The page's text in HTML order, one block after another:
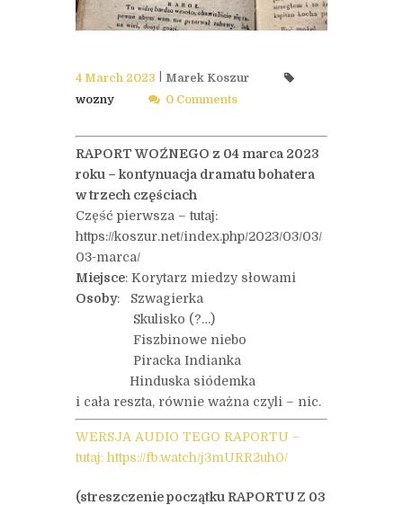
4 March 2023
Marek Koszur
wozny
0 Comments
RAPORT WOŹNEGO z 04 marca 2023
roku – kontynuacja dramatu bohatera
w trzech częściach
Część pierwsza – tutaj:
https://koszur.net/index.php/2023/03/03/
03-marca/
Miejsce: Korytarz miedzy słowami
Osoby: Szwagierka
Skulisko (?…)
Fiszbinowe niebo
Piracka Indianka
Hinduska siódemka
i cała reszta, równie ważna czyli – nic.
WERSJA AUDIO TEGO RAPORTU –
tutaj: https://fb.watch/j3mURR2uh0/
(streszczenie początku RAPORTU Z 03